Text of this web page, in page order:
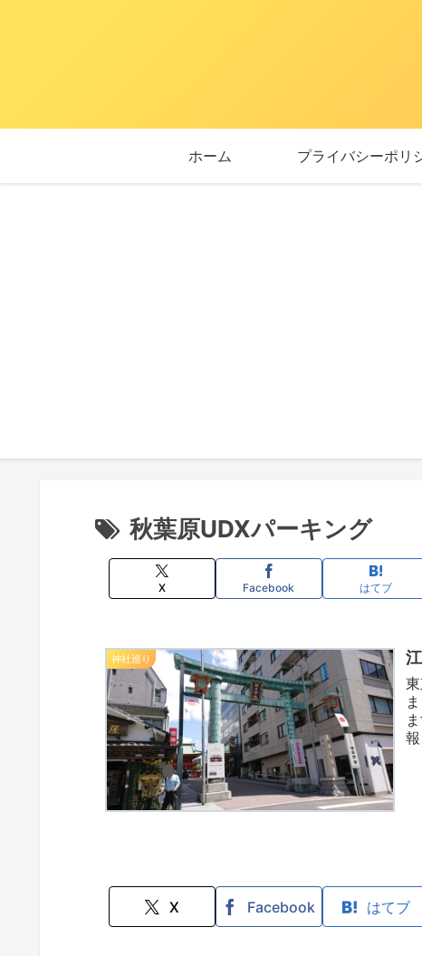
ホーム プライバシーポリ
秋葉原UDXパーキング
X Facebook はてブ
神社巡り
X Facebook はてブ